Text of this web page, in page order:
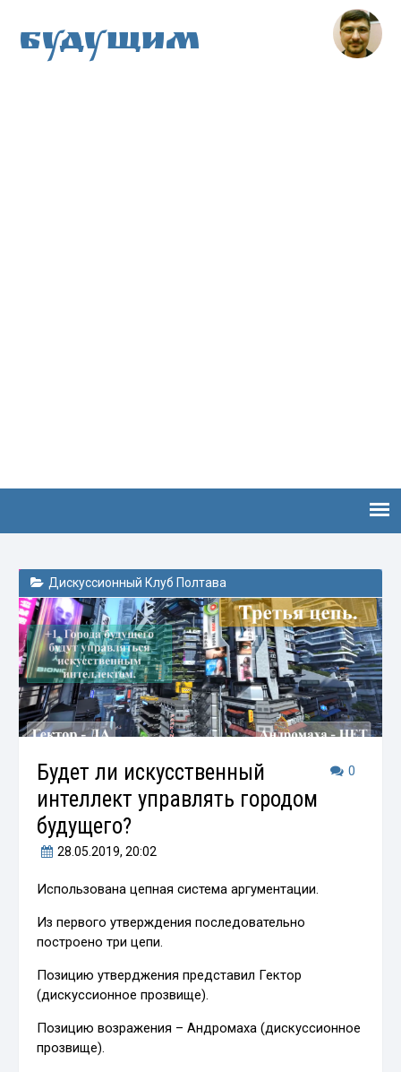
Будущим
Дискуссионный Клуб Полтава
0
Будет ли искусственный
интеллект управлять городом
будущего?
28.05.2019, 20:02
Использована цепная система аргументации.
Из первого утверждения последовательно
построено три цепи.
Позицию утверджения представил Гектор
(дискуссионное прозвище).
Позицию возражения – Андромаха (дискуссионное
прозвище).